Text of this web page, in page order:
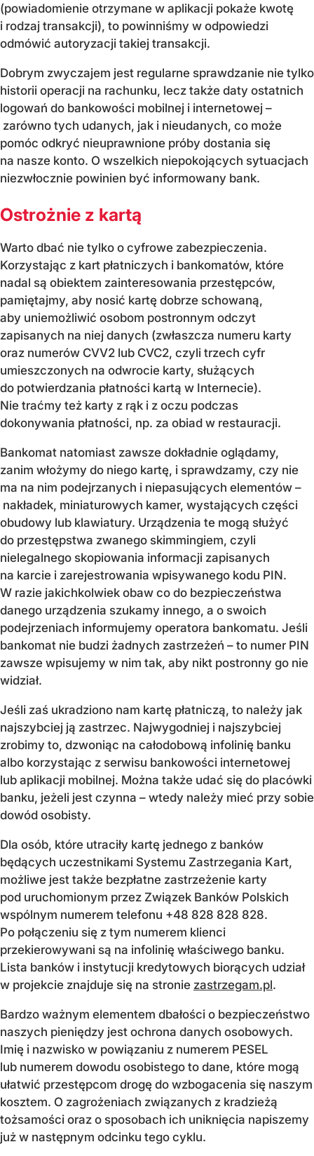
(powiadomienie otrzymane w aplikacji pokaże kwotę
i rodzaj transakcji), to powinniśmy w odpowiedzi
odmówić autoryzacji takiej transakcji.
Dobrym zwyczajem jest regularne sprawdzanie nie tylko
historii operacji na rachunku, lecz także daty ostatnich
logowań do bankowości mobilnej i internetowej –
zarówno tych udanych, jak i nieudanych, co może
pomóc odkryć nieuprawnione próby dostania się
na nasze konto. O wszelkich niepokojących sytuacjach
niezwłocznie powinien być informowany bank.
Ostrożnie z kartą
Warto dbać nie tylko o cyfrowe zabezpieczenia.
Korzystając z kart płatniczych i bankomatów, które
nadal są obiektem zainteresowania przestępców,
pamiętajmy, aby nosić kartę dobrze schowaną,
aby uniemożliwić osobom postronnym odczyt
zapisanych na niej danych (zwłaszcza numeru karty
oraz numerów CVV2 lub CVC2, czyli trzech cyfr
umieszczonych na odwrocie karty, służących
do potwierdzania płatności kartą w Internecie).
Nie traćmy też karty z rąk i z oczu podczas
dokonywania płatności, np. za obiad w restauracji.
Bankomat natomiast zawsze dokładnie oglądamy,
zanim włożymy do niego kartę, i sprawdzamy, czy nie
ma na nim podejrzanych i niepasujących elementów –
nakładek, miniaturowych kamer, wystających części
obudowy lub klawiatury. Urządzenia te mogą służyć
do przestępstwa zwanego skimmingiem, czyli
nielegalnego skopiowania informacji zapisanych
na karcie i zarejestrowania wpisywanego kodu PIN.
W razie jakichkolwiek obaw co do bezpieczeństwa
danego urządzenia szukamy innego, a o swoich
podejrzeniach informujemy operatora bankomatu. Jeśli
bankomat nie budzi żadnych zastrzeżeń – to numer PIN
zawsze wpisujemy w nim tak, aby nikt postronny go nie
widział.
Jeśli zaś ukradziono nam kartę płatniczą, to należy jak
najszybciej ją zastrzec. Najwygodniej i najszybciej
zrobimy to, dzwoniąc na całodobową infolinię banku
albo korzystając z serwisu bankowości internetowej
lub aplikacji mobilnej. Można także udać się do placówki
banku, jeżeli jest czynna – wtedy należy mieć przy sobie
dowód osobisty.
Dla osób, które utraciły kartę jednego z banków
będących uczestnikami Systemu Zastrzegania Kart,
możliwe jest także bezpłatne zastrzeżenie karty
pod uruchomionym przez Związek Banków Polskich
wspólnym numerem telefonu +48 828 828 828.
Po połączeniu się z tym numerem klienci
przekierowywani są na infolinię właściwego banku.
Lista banków i instytucji kredytowych biorących udział
w projekcie znajduje się na stronie zastrzegam.pl.
Bardzo ważnym elementem dbałości o bezpieczeństwo
naszych pieniędzy jest ochrona danych osobowych.
Imię i nazwisko w powiązaniu z numerem PESEL
lub numerem dowodu osobistego to dane, które mogą
ułatwić przestępcom drogę do wzbogacenia się naszym
kosztem. O zagrożeniach związanych z kradzieżą
tożsamości oraz o sposobach ich uniknięcia napiszemy
już w następnym odcinku tego cyklu.